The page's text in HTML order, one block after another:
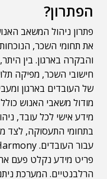
הפתרון?
פתרון ניהול המשאב
את תחומי השכר,
חישובי השכר, מפיקה
של העובדים בארגון
מודול משאבי האנוש
מידע אישי לכל עובד,
פריט מידע נקלט פעם
הרלבנטיים. המערכת